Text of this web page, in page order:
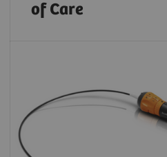
of Care